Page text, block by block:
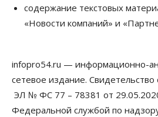
Бизнес Власть
Независимые АЗС
получают до 20% топлива,
Власть
Губернатор поблагодарил
строителей за вклад в
05 Августа 2026, 16:40
содержание текстовых
«Новости компаний» и
infopro54.ru — информационно-
сетевое издание.
ЭЛ № ФС 77 – 78381 от
Федеральной службой по